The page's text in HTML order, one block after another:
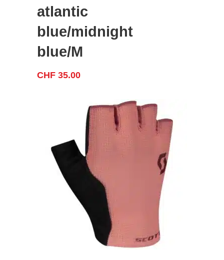
atlantic
blue/midnight
blue/M
CHF 35.00